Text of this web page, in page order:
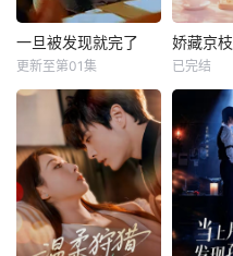
一旦被发现就完了
更新至第01集
娇藏京枝
已完结